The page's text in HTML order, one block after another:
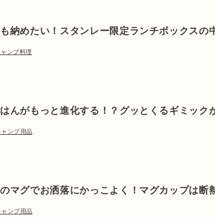
納めたい！スタンレー限定ランチボックスの
ャンプ料理
んがもっと進化する！？グッとくるギミック
ャンプ用品
マグでお洒落にかっこよく！マグカップは断
ャンプ用品